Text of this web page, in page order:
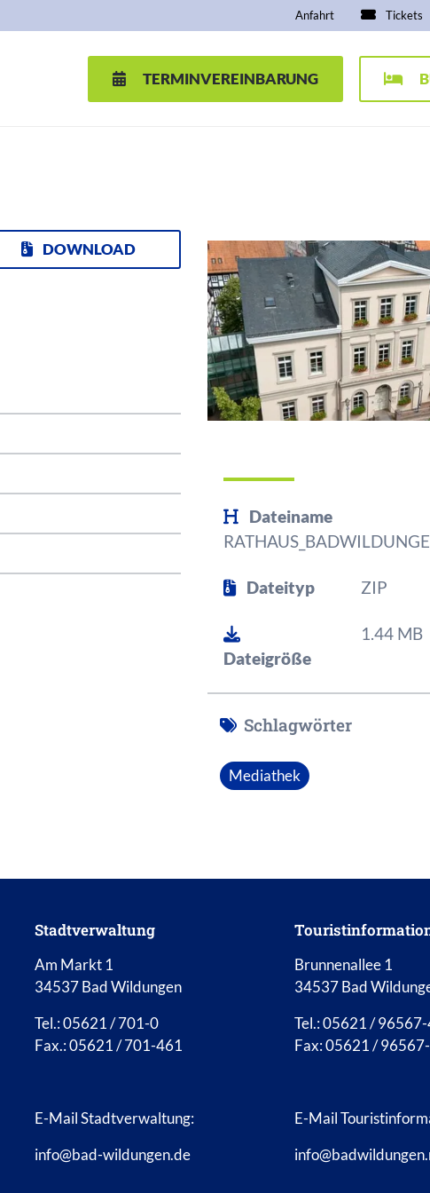
Anfahrt Tickets
TERMINVEREINBARUNG
DOWNLOAD
default
Dateiname
Dateityp ZIP
Dateigröße
1.44 MB
Schlagwörter
Mediathek
Stadtverwaltung
Am Markt 1
34537 Bad Wildungen
Tel.: 05621 / 701-0
Fax.: 05621 / 701-461
E-Mail Stadtverwaltung:
info@bad-wildungen.de
Brunnenallee 1
34537 Bad
Tel.: 05621 /
Fax: 05621 /
E-Mail